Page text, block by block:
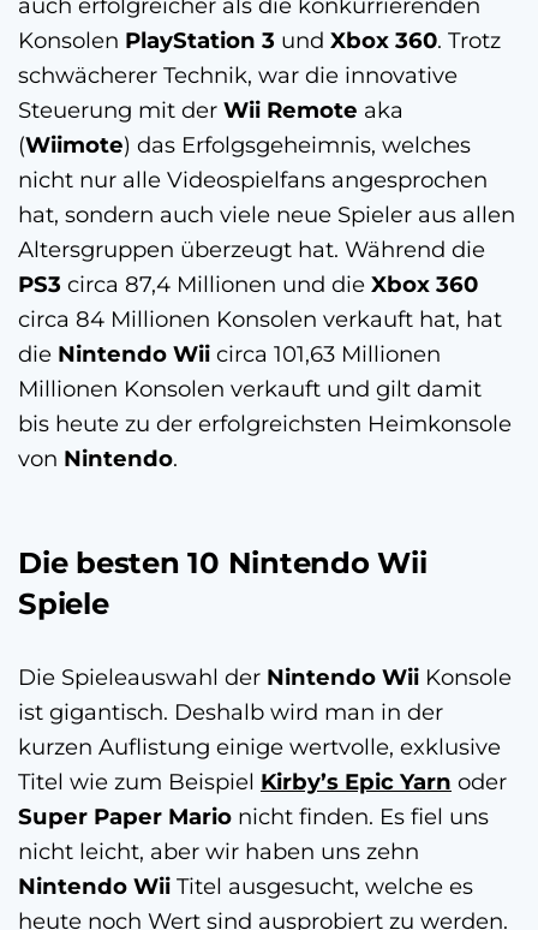
Konsolen PlayStation 3 und Xbox 360. Trotz
schwächerer Technik, war die innovative
Steuerung mit der Wii Remote aka
(Wiimote) das Erfolgsgeheimnis, welches
nicht nur alle Videospielfans angesprochen
hat, sondern auch viele neue Spieler aus allen
Altersgruppen überzeugt hat. Während die
PS3 circa 87,4 Millionen und die Xbox 360
circa 84 Millionen Konsolen verkauft hat, hat
die Nintendo Wii circa 101,63 Millionen
Millionen Konsolen verkauft und gilt damit
bis heute zu der erfolgreichsten Heimkonsole
von Nintendo.
Die besten 10 Nintendo Wii
Spiele
Die Spieleauswahl der Nintendo Wii Konsole
ist gigantisch. Deshalb wird man in der
kurzen Auflistung einige wertvolle, exklusive
Titel wie zum Beispiel Kirby’s Epic Yarn oder
Super Paper Mario nicht finden. Es fiel uns
nicht leicht, aber wir haben uns zehn
Nintendo Wii Titel ausgesucht, welche es
heute noch Wert sind ausprobiert zu werden.